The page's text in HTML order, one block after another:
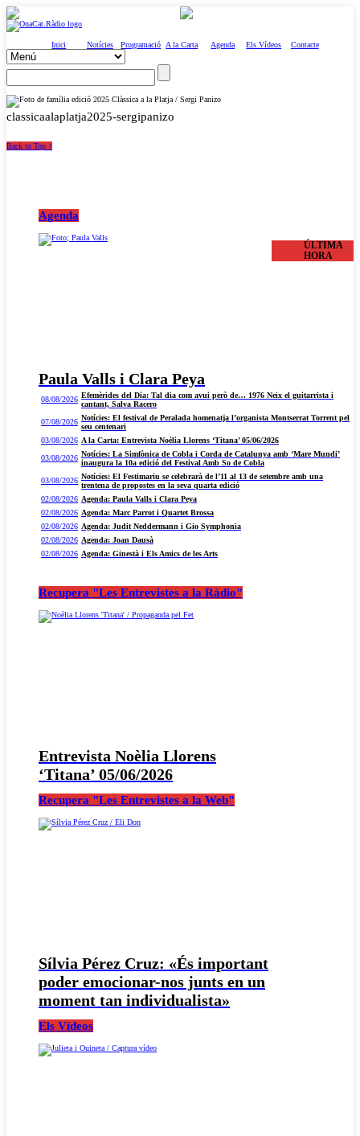
Inici Notícies Programació A la Carta Agenda Els Vídeos Contacte
classicaalaplatja2025-sergipanizo
Back to Top ↑
Agenda
Paula Valls i Clara Peya
ÚLTIMA
HORA
08/08/2026 Efemèrides del Dia: Tal dia com avui però de… 1976 Neix el guitarrista i
cantant, Salva Racero
07/08/2026 Notícies: El festival de Peralada homenatja l’organista Montserrat Torrent pel
seu centenari
03/08/2026 A la Carta: Entrevista Noèlia Llorens ‘Titana’ 05/06/2026
03/08/2026 Notícies: La Simfònica de Cobla i Corda de Catalunya amb ‘Mare Mundi’
inaugura la 10a edició del Festival Amb So de Cobla
03/08/2026 Notícies: El Festimariu se celebrarà de l’11 al 13 de setembre amb una
trentena de propostes en la seva quarta edició
02/08/2026 Agenda: Paula Valls i Clara Peya
02/08/2026 Agenda: Marc Parrot i Quartet Brossa
02/08/2026 Agenda: Judit Neddermann i Gio Symphonia
02/08/2026 Agenda: Joan Dausà
02/08/2026 Agenda: Ginestà i Els Amics de les Arts
Recupera "Les Entrevistes a la Ràdio"
Entrevista Noèlia Llorens
‘Titana’ 05/06/2026
Recupera "Les Entrevistes a la Web"
Sílvia Pérez Cruz: «És important
poder emocionar-nos junts en un
moment tan individualista»
Els Vídeos